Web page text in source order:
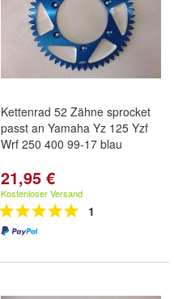
Kettenrad 52 Zähne sprocket
passt an Yamaha Yz 125 Yzf
Wrf 250 400 99-17 blau
21,95 €
Kostenloser Versand
1